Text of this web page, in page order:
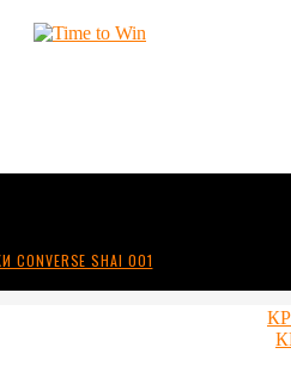
CONVERSE SHAI 001